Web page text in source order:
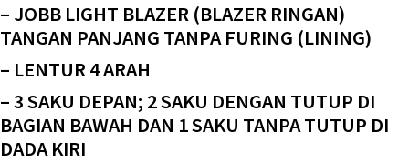
– JOBB LIGHT BLAZER (BLAZER RINGAN)
TANGAN PANJANG TANPA FURING (LINING)
– LENTUR 4 ARAH
– 3 SAKU DEPAN; 2 SAKU DENGAN TUTUP DI
BAGIAN BAWAH DAN 1 SAKU TANPA TUTUP DI
DADA KIRI